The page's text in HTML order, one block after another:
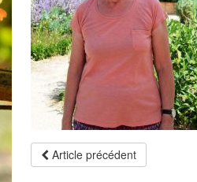
Article précédent